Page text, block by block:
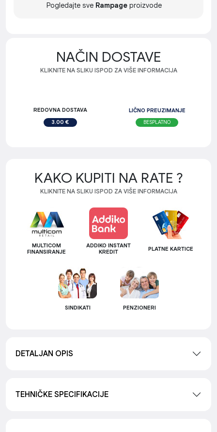
Pogledajte sve Rampage proizvode
NAČIN DOSTAVE
KLIKNITE NA SLIKU ISPOD ZA VIŠE INFORMACIJA
REDOVNA DOSTAVA
3.00 €
LIČNO PREUZIMANJE
BESPLATNO
KAKO KUPITI NA RATE ?
KLIKNITE NA SLIKU ISPOD ZA VIŠE INFORMACIJA
MULTICOM
FINANSIRANJE
ADDIKO INSTANT
KREDIT
PLATNE KARTICE
SINDIKATI PENZIONERI
DETALJAN OPIS
TEHNIČKE SPECIFIKACIJE